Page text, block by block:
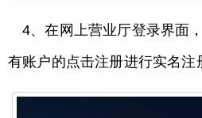
4、在网上营业厅登录界面
有账户的点击注册进行实名注